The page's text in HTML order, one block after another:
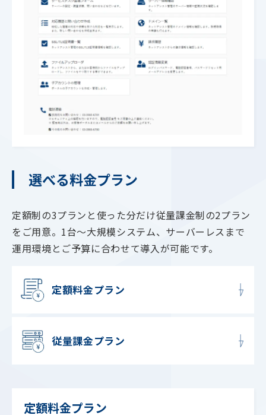
選べる料金プラン
定額制の3プランと使った分だけ従量課金制の2プラン
をご用意。1台～大規模システム、サーバーレスまで
運用環境とご予算に合わせて導入が可能です。
定額料金プラン
従量課金プラン
定額料金プラン